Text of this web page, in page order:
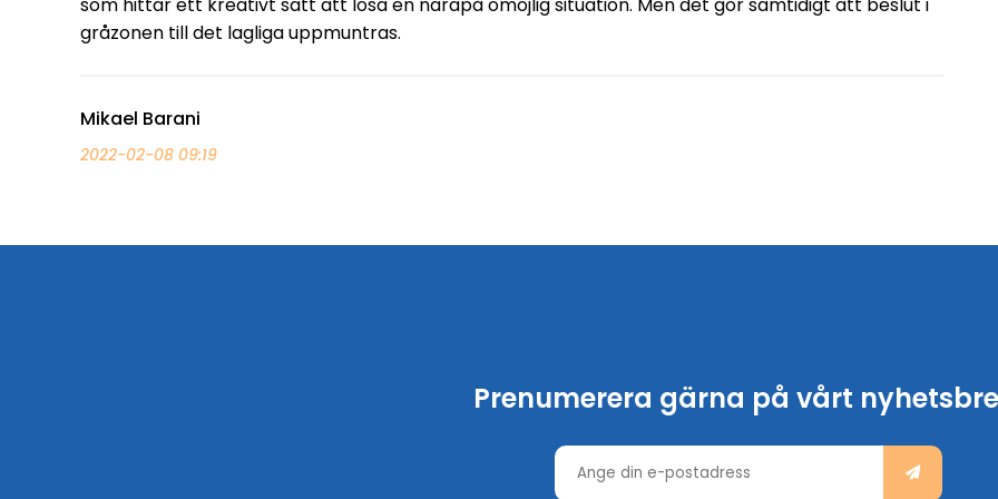
som hittar ett kreativt sätt att lösa en närapå omöjlig situation. Men det gör samtidigt att beslut i
gråzonen till det lagliga uppmuntras.
Mikael Barani
2022-02-08 09:19
Prenumerera gärna på vårt